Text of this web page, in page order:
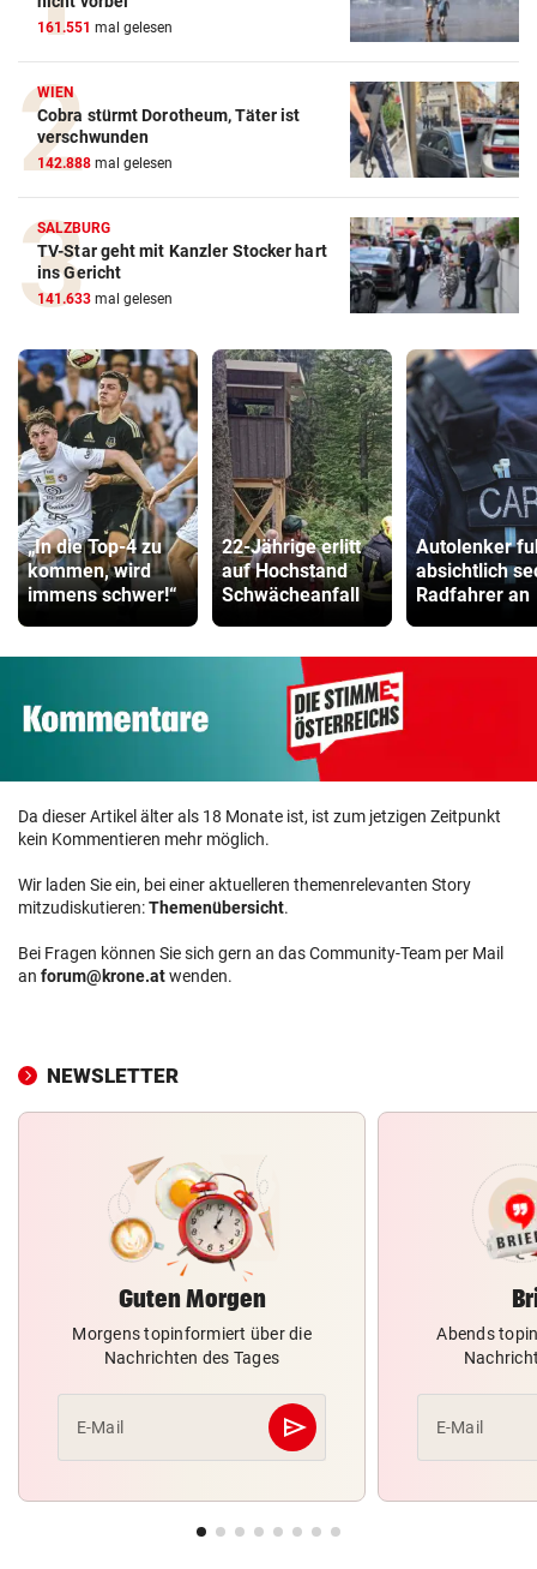
161.551 mal gelesen
WIEN
Cobra stürmt Dorotheum, Täter ist
verschwunden
142.888 mal gelesen
SALZBURG
TV-Star geht mit Kanzler Stocker hart
ins Gericht
141.633 mal gelesen
„In die Top-4 zu
kommen, wird
immens schwer!“
22-Jährige erlitt
auf Hochstand
Schwächeanfall
Autolenker
absichtlich
Radfahrer an
Da dieser Artikel älter als 18 Monate ist, ist zum jetzigen Zeitpunkt
kein Kommentieren mehr möglich.
Wir laden Sie ein, bei einer aktuelleren themenrelevanten Story
mitzudiskutieren:Themenübersicht.
Bei Fragen können Sie sich gern an das Community-Team per Mail
an forum@krone.atwenden.
NEWSLETTER
Guten Morgen
Morgens topinformiert über die
Nachrichten des Tages
E-Mail send
Abschicken
Abends
E-Mail